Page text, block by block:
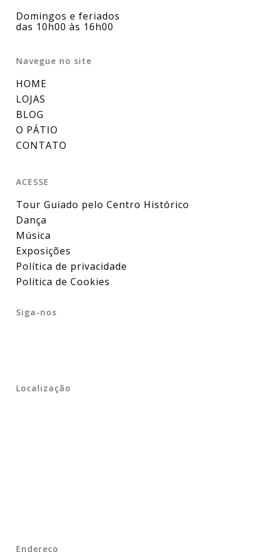
Domingos e feriados
das 10h00 às 16h00
Navegue no site
HOME
LOJAS
BLOG
O PÁTIO
CONTATO
ACESSE
Tour Guiado pelo Centro Histórico
Dança
Música
Exposições
Política de privacidade
Política de Cookies
Siga-nos
Localização
Endereço